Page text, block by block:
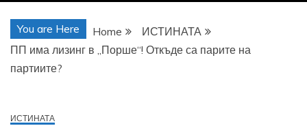
You are Here Home
ИСТИНАТА
ПП има лизинг в „Порше“! Откъде са парите на
партиите?
ИСТИНАТА